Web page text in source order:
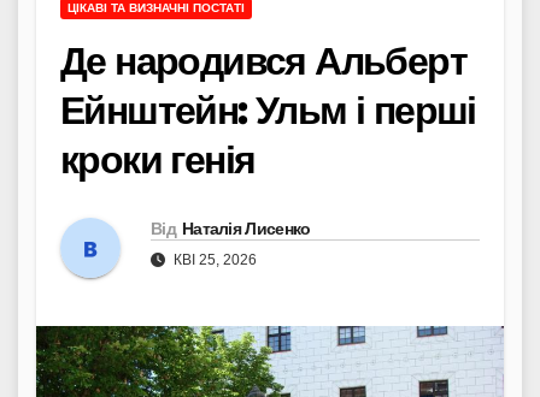
ЦІКАВІ ТА ВИЗНАЧНІ ПОСТАТІ
Де народився Альберт
Ейнштейн: Ульм і перші
кроки генія
Від Наталія Лисенко
КВІ 25, 2026